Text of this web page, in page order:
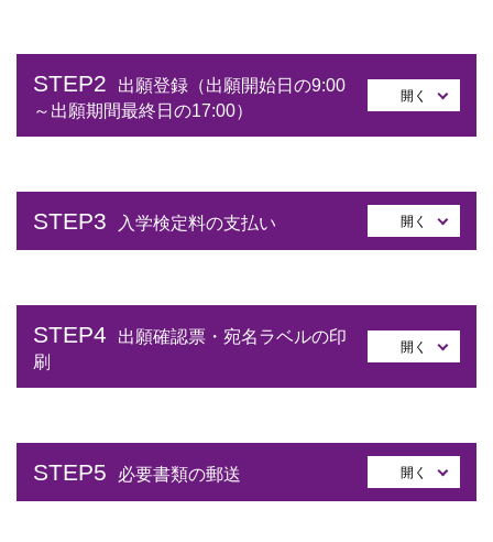
STEP2
出願登録（出願開始日の9:00
～出願期間最終日の17:00）
開く
STEP3 入学検定料の支払い 開く
STEP4
出願確認票・宛名ラベルの印
刷
開く
STEP5 必要書類の郵送 開く